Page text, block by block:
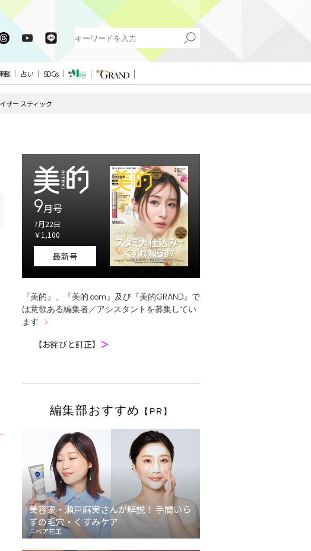
載 占い SDGs
ザー スティック
9月号
7月22日
￥1,100
最新号
『美的』、『美的.com』及び『美的GRAND』で
は意欲ある編集者／アシスタントを募集してい
ます
【お詫びと訂正】 ＞
編集部おすすめ 【PR】
美容家・瀬戸麻実さんが解説！ 手間いら
ずの毛穴・くすみケア
ニベア花王